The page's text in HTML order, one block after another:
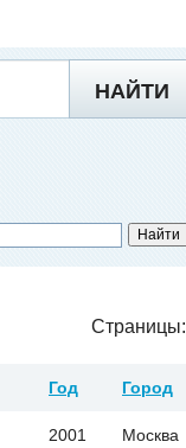
НАЙТИ
Страницы:
Год Город
2001 Москва